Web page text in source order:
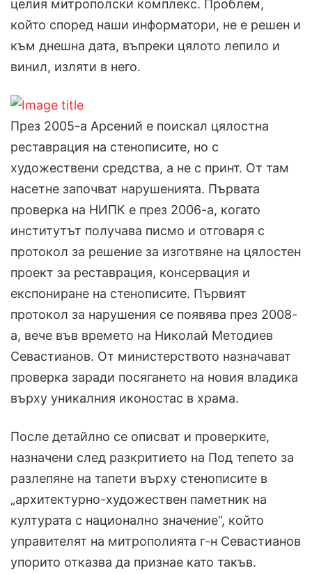
целия митрополски комплекс. Проблем,
който според наши информатори, не е решен и
към днешна дата, въпреки цялото лепило и
винил, изляти в него.
През 2005-а Арсений е поискал цялостна
реставрация на стенописите, но с
художествени средства, а не с принт. От там
насетне започват нарушенията. Първата
проверка на НИПК е през 2006-а, когато
институтът получава писмо и отговаря с
протокол за решение за изготвяне на цялостен
проект за реставрация, консервация и
експониране на стенописите. Първият
протокол за нарушения се появява през 2008-
а, вече във времето на Николай Методиев
Севастианов. От министерството назначават
проверка заради посягането на новия владика
върху уникалния иконостас в храма.
После детайлно се описват и проверките,
назначени след разкритието на Под тепето за
разлепяне на тапети върху стенописите в
„архитектурно-художествен паметник на
културата с национално значение“, който
управителят на митрополията г-н Севастианов
упорито отказва да признае като такъв.